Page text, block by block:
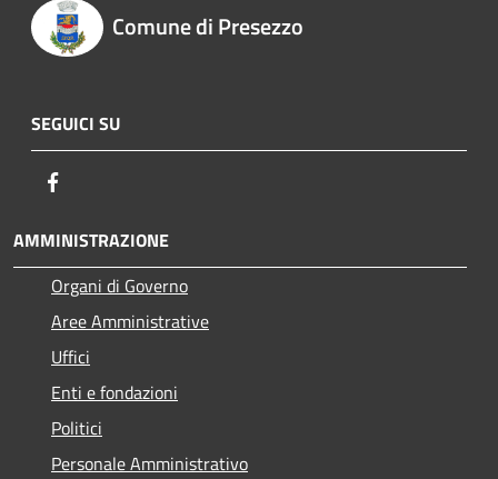
Comune di Presezzo
SEGUICI SU
AMMINISTRAZIONE
Organi di Governo
Aree Amministrative
Uffici
Enti e fondazioni
Politici
Personale Amministrativo